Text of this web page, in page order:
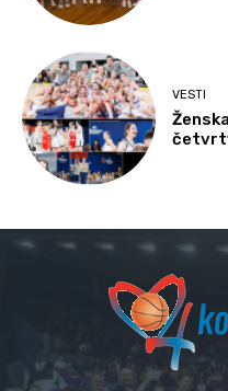
VESTI